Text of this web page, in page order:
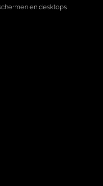
en desktops